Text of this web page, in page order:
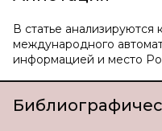
В статье анализируются
международного
информацией и место